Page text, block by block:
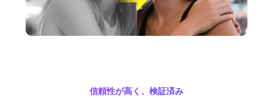
信頼性が高く、検証済み